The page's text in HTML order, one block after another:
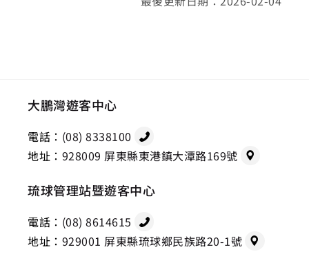
大鵬灣遊客中心
電話： (08) 8338100
地址： 928009 屏東縣東港鎮大潭路169號
琉球管理站暨遊客中心
電話： (08) 8614615
地址： 929001 屏東縣琉球鄉民族路20-1號